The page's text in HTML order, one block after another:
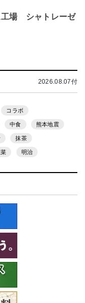
工場 シャトレーゼ
2026.08.07付
コラボ
中食 熊本地震
抹茶
明治